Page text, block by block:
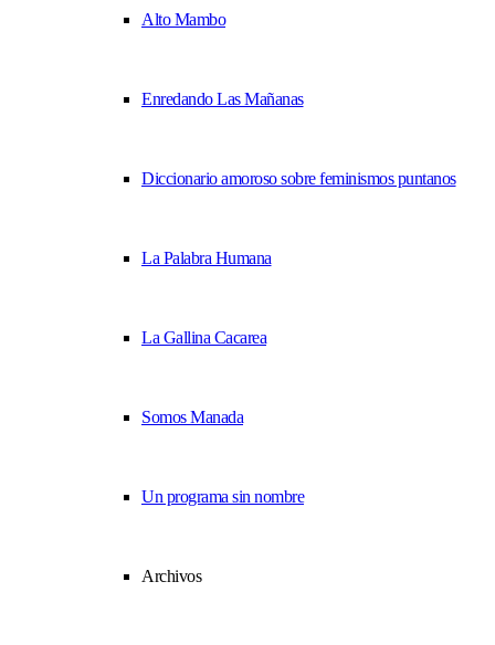
Alto Mambo
Enredando Las Mañanas
Diccionario amoroso sobre feminismos puntanos
La Palabra Humana
La Gallina Cacarea
Somos Manada
Un programa sin nombre
Archivos